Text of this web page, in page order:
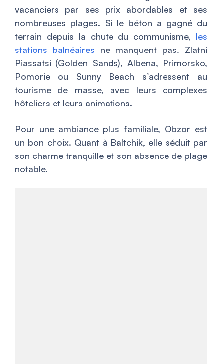
vacanciers par ses prix abordables et ses
nombreuses plages. Si le béton a gagné du
terrain depuis la chute du communisme, les
stations balnéaires ne manquent pas. Zlatni
Piassatsi (Golden Sands), Albena, Primorsko,
Pomorie ou Sunny Beach s’adressent au
tourisme de masse, avec leurs complexes
hôteliers et leurs animations.
Pour une ambiance plus familiale, Obzor est
un bon choix. Quant à Baltchik, elle séduit par
son charme tranquille et son absence de plage
notable.